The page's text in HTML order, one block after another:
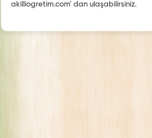
akilliogretim.com' dan ulaşabilirsiniz.